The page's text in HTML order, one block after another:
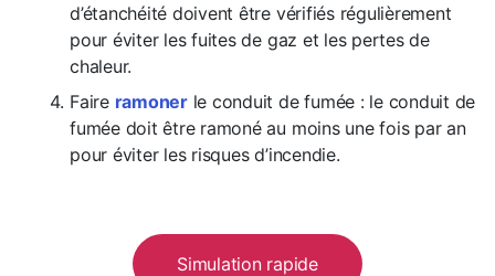
d’étanchéité doivent être vérifiés régulièrement
pour éviter les fuites de gaz et les pertes de
chaleur.
Faire ramonerle conduit de fumée : le conduit de
fumée doit être ramoné au moins une fois par an
pour éviter les risques d’incendie.
Simulation rapide